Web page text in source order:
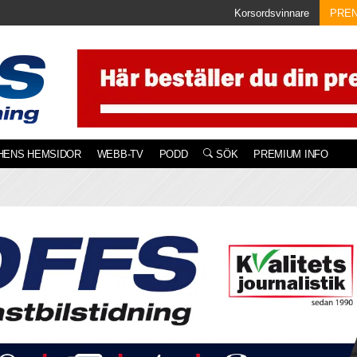
Korsordsvinnare
HEMSIDOR WEBB-TV PODD SÖK PREMIUM INFO